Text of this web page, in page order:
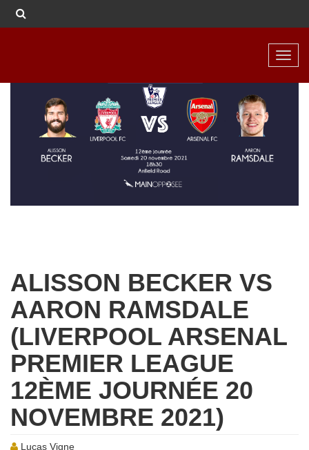
ALISSON BECKER VS
AARON RAMSDALE
(LIVERPOOL ARSENAL
PREMIER LEAGUE
12ÈME JOURNÉE 20
NOVEMBRE 2021)
Lucas Vigne